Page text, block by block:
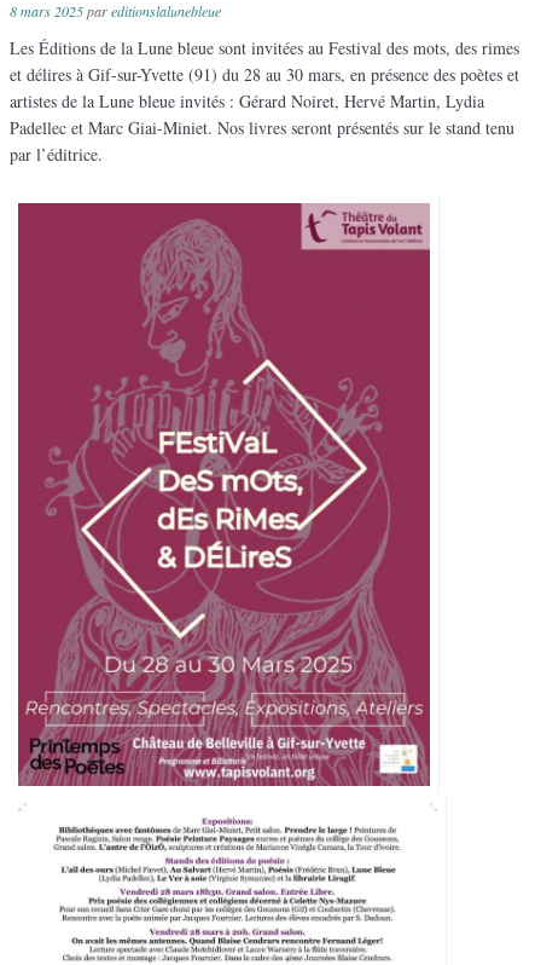
8 mars 2025pareditionslalunebleue
Les Éditions de la Lune bleue sont invitées au Festival des mots, des rimes
et délires à Gif-sur-Yvette (91) du 28 au 30 mars, en présence des poètes et
artistes de la Lune bleue invités : Gérard Noiret, Hervé Martin, Lydia
Padellec et Marc Giai-Miniet. Nos livres seront présentés sur le stand tenu
par l’éditrice.